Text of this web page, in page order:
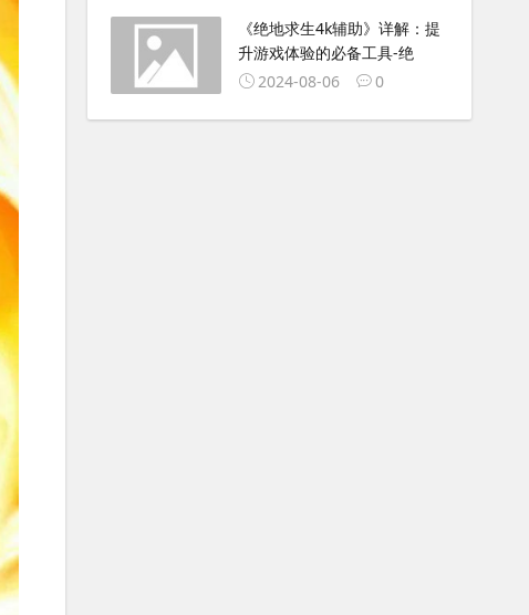
《绝地求生4k辅助》详解：提
升游戏体验的必备工具-绝
2024-08-06
0